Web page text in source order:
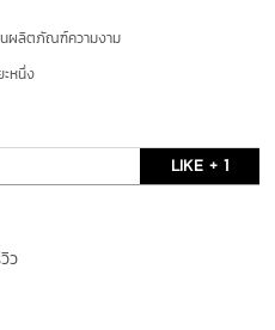
นผลิตภัณฑ์ความงาม
ะหนึ่ง
LIKE + 1
ว